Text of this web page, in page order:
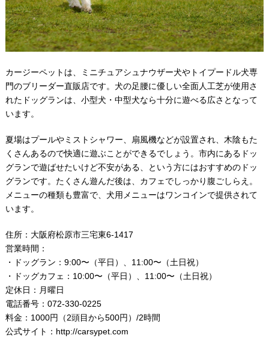
カージーペットは、ミニチュアシュナウザー犬やトイプードル犬専
門のブリーダー直販店です。犬の足腰に優しい全面人工芝が使用さ
れたドッグランは、小型犬・中型犬なら十分に遊べる広さとなって
います。
夏場はプールやミストシャワー、扇風機などが設置され、木陰もた
くさんあるので快適に遊ぶことができるでしょう。市内にあるドッ
グランで遊ばせたいけど不安がある、という方にはおすすめのドッ
グランです。たくさん遊んだ後は、カフェでしっかり腹ごしらえ。
メニューの種類も豊富で、犬用メニューはワンコインで提供されて
います。
住所：大阪府松原市三宅東6-1417
営業時間：
・ドッグラン：9:00〜（平日）、11:00〜（土日祝）
・ドッグカフェ：10:00〜（平日）、11:00〜（土日祝）
定休日：月曜日
電話番号：072-330-0225
料金：1000円（2頭目から500円）/2時間
公式サイト： http://carsypet.com